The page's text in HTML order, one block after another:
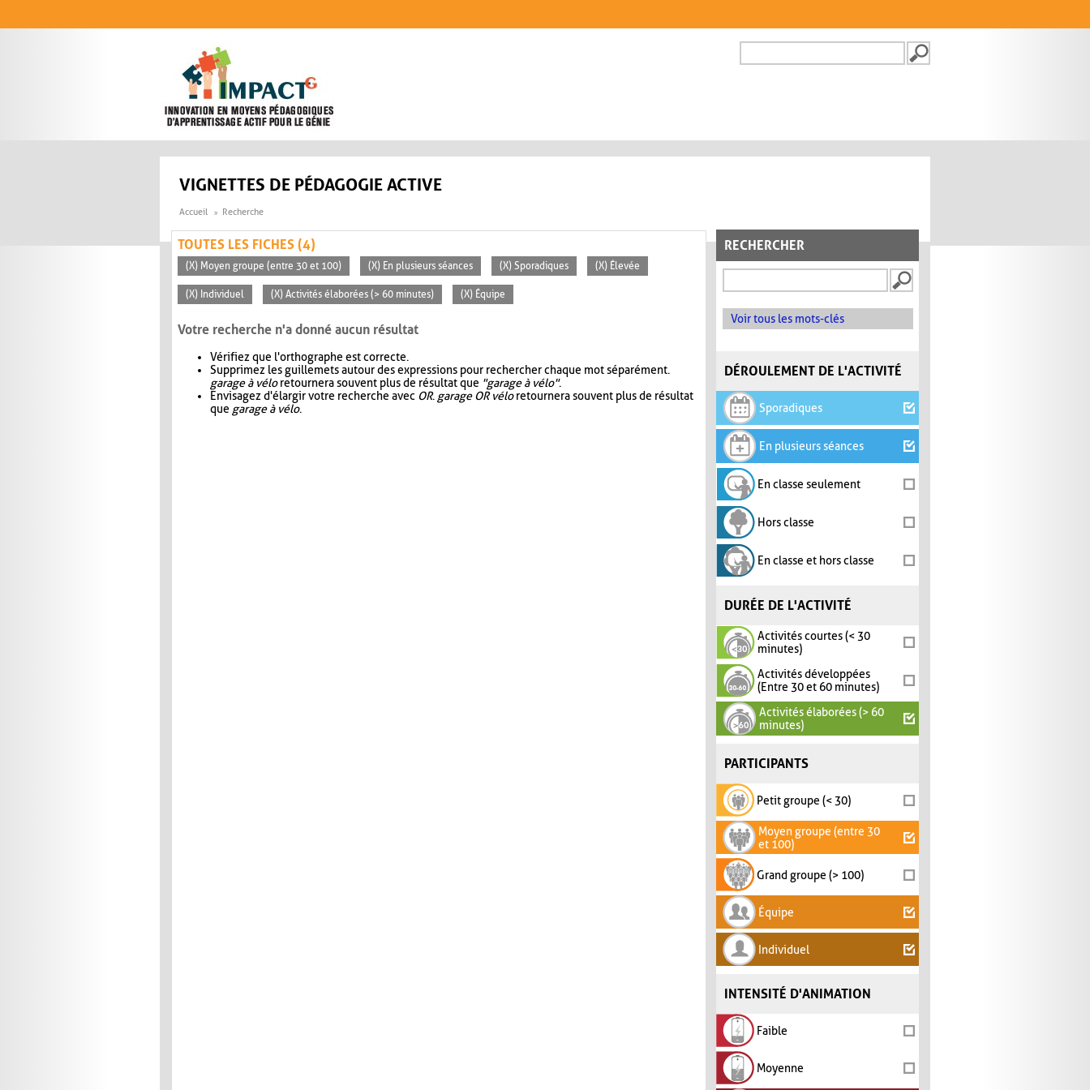
FORMULAIRE DE
VIGNETTES DE PÉDAGOGIE ACTIVE
Accueil Recherche
RECHERCHER
Voir tous les mots-clés
DÉROULEMENT DE L'ACTIVITÉ
Sporadiques
En plusieurs séances
En classe seulement
Hors classe
En classe et hors classe
DURÉE DE L'ACTIVITÉ
Activités courtes (< 30
minutes)
Activités développées
(Entre 30 et 60 minutes)
Activités élaborées (> 60
minutes)
PARTICIPANTS
Petit groupe (< 30)
Moyen groupe (entre 30
et 100)
Grand groupe (> 100)
Équipe
Individuel
INTENSITÉ D'ANIMATION
Faible
Moyenne
TOUTES LES FICHES (4)
(X) Moyen groupe (entre 30 et 100) (X) En plusieurs séances (X) Sporadiques (X) Élevée
(X) Individuel (X) Activités élaborées (> 60 minutes) (X) Équipe
Votre recherche n'a donné aucun résultat
Vérifiez que l'orthographe est correcte.
Supprimez les guillemets autour des expressions pour rechercher chaque mot séparément.
garage à véloretournera souvent plus de résultat que "garage à vélo".
Envisagez d'élargir votre recherche avec OR. garage OR véloretournera souvent plus de résultat
que garage à vélo.